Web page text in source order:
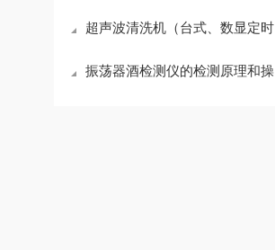
超声波清洗机（台式、数显定时、加热、功率可调型系列）
振荡器酒检测仪的检测原理和操作的方法